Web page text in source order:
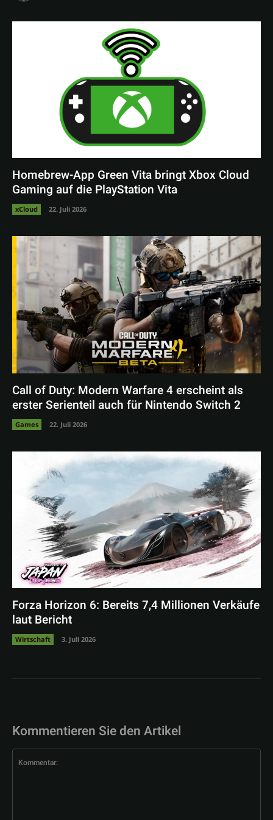
Homebrew-App Green Vita bringt Xbox Cloud
Gaming auf die PlayStation Vita
xCloud 22. Juli 2026
Call of Duty: Modern Warfare 4 erscheint als
erster Serienteil auch für Nintendo Switch 2
Games 22. Juli 2026
Forza Horizon 6: Bereits 7,4 Millionen Verkäufe
laut Bericht
Wirtschaft 3. Juli 2026
Kommentieren Sie den Artikel